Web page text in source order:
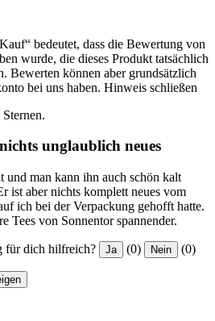
bedeutet, dass die Bewertung von
wurde, die dieses Produkt tatsächlich
Bewerten können aber grundsätzlich
bei uns haben. Hinweis schließen
unglaublich neues
und man kann ihn auch schön kalt
ist aber nichts komplett neues vom
ich bei der Verpackung gehofft hatte.
Tees von Sonnentor spannender.
für dich hilfreich? Ja (0) Nein (0)